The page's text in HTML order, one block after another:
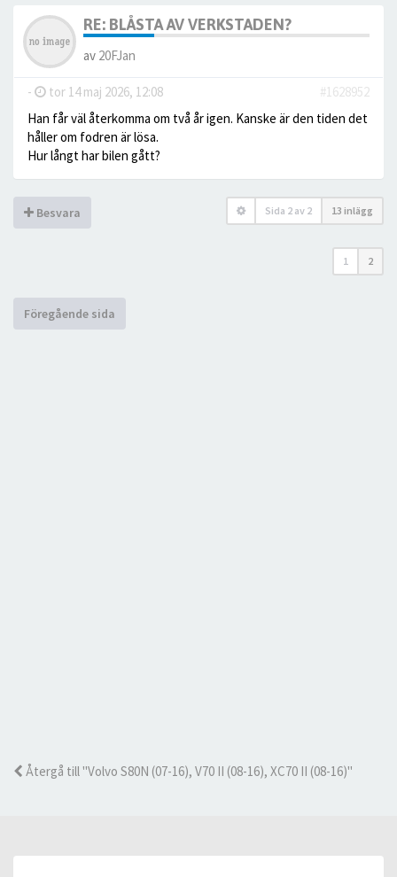
RE: BLÅSTA AV VERKSTADEN?
av 20FJan
- tor 14 maj 2026, 12:08
#1628952
Han får väl återkomma om två år igen. Kanske är den tiden det
håller om fodren är lösa.
Hur långt har bilen gått?
Besvara Sida 2 av 2 13 inlägg
1 2
Föregående sida
Återgå till "Volvo S80N (07-16), V70 II (08-16), XC70 II (08-16)"